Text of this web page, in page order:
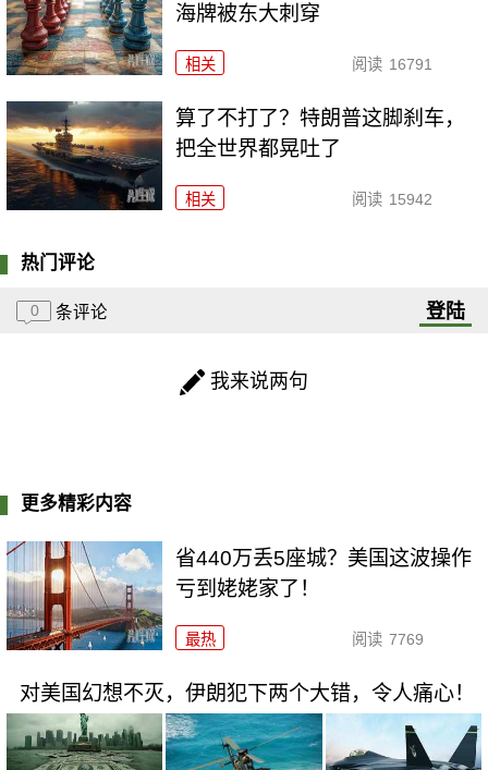
海牌被东大刺穿
相关 阅读 16791
算了不打了？特朗普这脚刹车，
把全世界都晃吐了
相关 阅读 15942
热门评论
0 条评论 登陆
我来说两句
更多精彩内容
省440万丢5座城？美国这波操作
亏到姥姥家了！
最热 阅读 7769
对美国幻想不灭，伊朗犯下两个大错，令人痛心！